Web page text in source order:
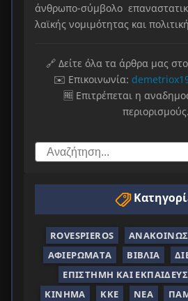
άνθρωπο-σύμβολο
λαϊκής νομιμότητας και
🔗 Δείτε όλα τα άρθρα μας
✉️ Επικοινωνία:
🆓 Επιτρέπεται η
περιορισμούς.
ROVESPIEROS
ΑΦΙΕΡΏΜΑΤΑ
ΒΙΒΛΊΑ
ΕΠΙΣΤΉΜΗ ΚΑΙ
ΚΊΝΗΜΑ
ΚΚΕ ΝΈΑ